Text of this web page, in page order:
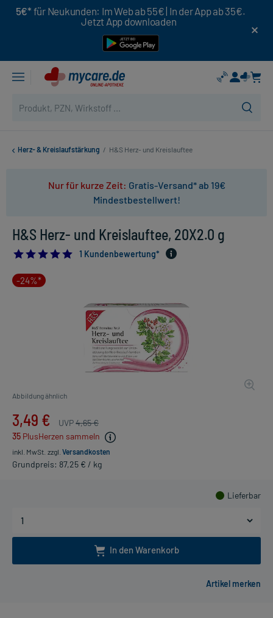
5€* für Neukunden: Im Web ab 55€ | In der App ab 35€.
Jetzt App downloaden
Herz- & Kreislaufstärkung / H&S Herz- und Kreislauftee
Nur für kurze Zeit: Gratis-Versand* ab 19€
Mindestbestellwert!
H&S Herz- und Kreislauftee, 20X2.0 g
5.01 Kundenbewertung*
-24%*
Abbildung ähnlich
3,49 € UVP4,65 €
35 PlusHerzen sammeln
inkl. MwSt. zzgl. Versandkosten
Grundpreis: 87,25 € / kg
Lieferbar
In den Warenkorb